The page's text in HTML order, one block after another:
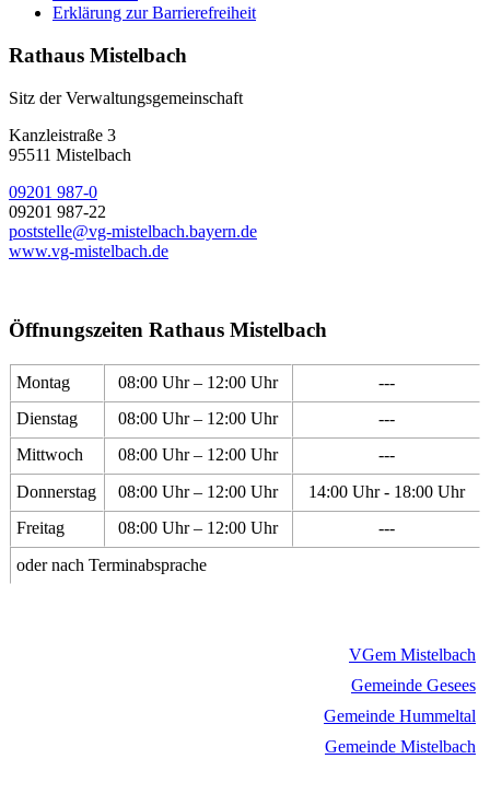
Erklärung zur Barrierefreiheit
Rathaus Mistelbach
Sitz der Verwaltungsgemeinschaft
Kanzleistraße 3
95511 Mistelbach
09201 987-0
09201 987-22
poststelle@vg-mistelbach.bayern.de
www.vg-mistelbach.de
Öffnungszeiten Rathaus Mistelbach
Montag 08:00 Uhr – 12:00 Uhr
---
Dienstag
08:00 Uhr – 12:00 Uhr
---
Mittwoch
08:00 Uhr – 12:00 Uhr
---
Donnerstag
08:00 Uhr – 12:00 Uhr
14:00 Uhr - 18:00 Uhr
Freitag
08:00 Uhr – 12:00 Uhr
---
oder nach Terminabsprache
VGem Mistelbach
Gemeinde Gesees
Gemeinde Hummeltal
Gemeinde Mistelbach